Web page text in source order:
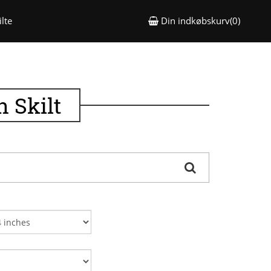
Din indkøbskurv(0)
Skilt